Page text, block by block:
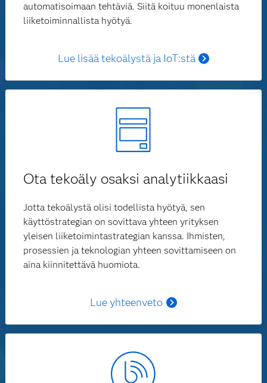
automatisoimaan tehtäviä. Siitä koituu monenlaista
liiketoiminnallista hyötyä.
Lue lisää tekoälystä ja IoT:stä
Ota tekoäly osaksi analytiikkaasi
Jotta tekoälystä olisi todellista hyötyä, sen
käyttöstrategian on sovittava yhteen yrityksen
yleisen liiketoimintastrategian kanssa. Ihmisten,
prosessien ja teknologian yhteen sovittamiseen on
aina kiinnitettävä huomiota.
Lue yhteenveto